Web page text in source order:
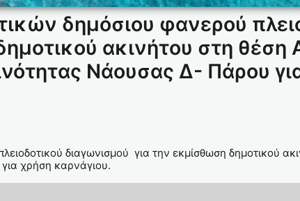
δημόσιου φανερού
ακινήτου στη θέση
Νάουσας Δ- Πάρου
διαγωνισμού για την εκμίσθωση δημοτικού
χρήση καρνάγιου.